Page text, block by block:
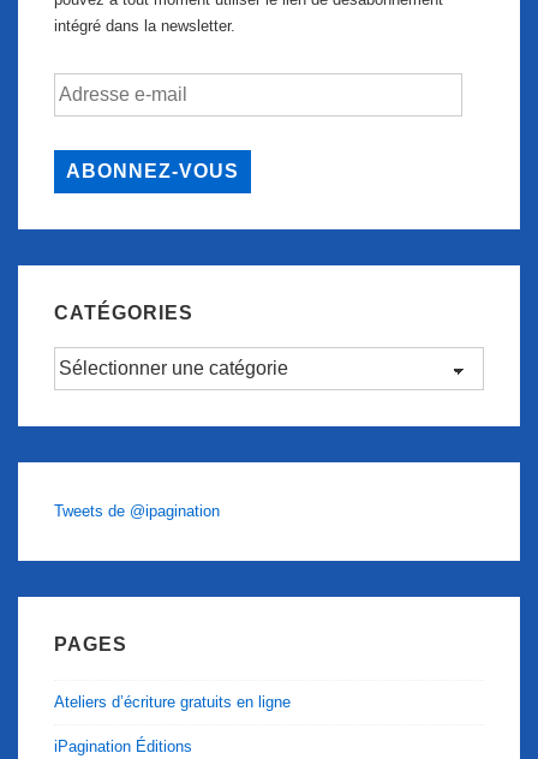
intégré dans la newsletter.
Adresse
ABONNEZ-VOUS
CATÉGORIES
Catégories
Tweets de @ipagination
PAGES
Ateliers d’écriture gratuits en ligne
iPagination Éditions